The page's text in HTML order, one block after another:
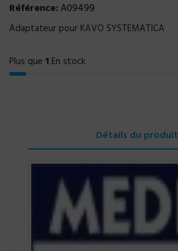
Référence:A09499
Adaptateur pour KAVO SYSTEMATICA
Plus que 1 En stock
Détails du produit